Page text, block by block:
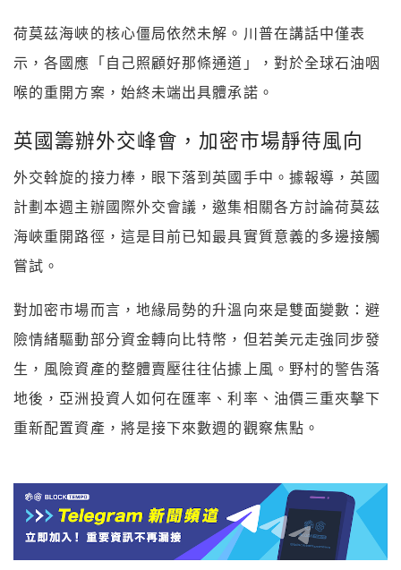
荷莫茲海峽的核心僵局依然未解。川普在講話中僅表
示，各國應「自己照顧好那條通道」，對於全球石油咽
喉的重開方案，始終未端出具體承諾。
英國籌辦外交峰會，加密市場靜待風向
外交斡旋的接力棒，眼下落到英國手中。據報導，英國
計劃本週主辦國際外交會議，邀集相關各方討論荷莫茲
海峽重開路徑，這是目前已知最具實質意義的多邊接觸
嘗試。
對加密市場而言，地緣局勢的升溫向來是雙面變數：避
險情緒驅動部分資金轉向比特幣，但若美元走強同步發
生，風險資產的整體賣壓往往佔據上風。野村的警告落
地後，亞洲投資人如何在匯率、利率、油價三重夾擊下
重新配置資產，將是接下來數週的觀察焦點。